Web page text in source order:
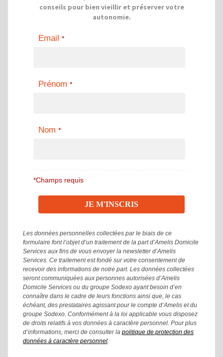
conseils pour bien vieillir et préserver votre
autonomie.
Email *
Prénom *
Nom *
*Champs requis
Les données personnelles collectées par le biais de ce
formulaire font l’objet d’un traitement de la part d’Amelis Domicile
Services aux fins de vous envoyer la newsletter d’Amelis
Services. Ce traitement est fondé sur votre consentement de
recevoir des informations de notre part. Les données collectées
seront communiquées aux personnes autorisées d’Amelis
Domicile Services ou du groupe Sodexo ayant besoin d’en
connaître dans le cadre de leurs fonctions ainsi que, le cas
échéant, des prestataires agissant pour le compte d’Amelis et du
groupe Sodexo. Conformément à la loi applicable vous disposez
de droits relatifs à vos données à caractère personnel. Pour plus
d’informations, merci de consulter la politique de protection des
données à caractère personnel